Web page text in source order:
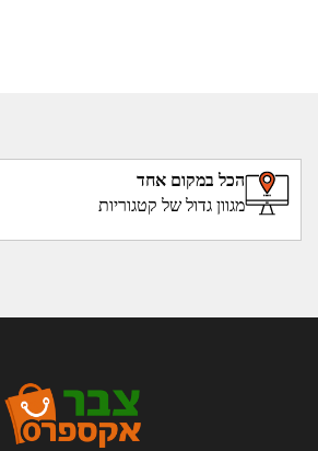
הכל במקום אחד
מגוון גדול של קטגוריות